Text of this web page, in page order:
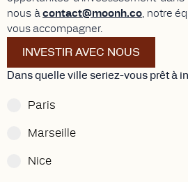
nous àcontact@moonh.co , notre
vous accompagner.
INVESTIR AVEC NOUS
Dans quelle ville seriez-vous prêt à
Paris
Marseille
Nice